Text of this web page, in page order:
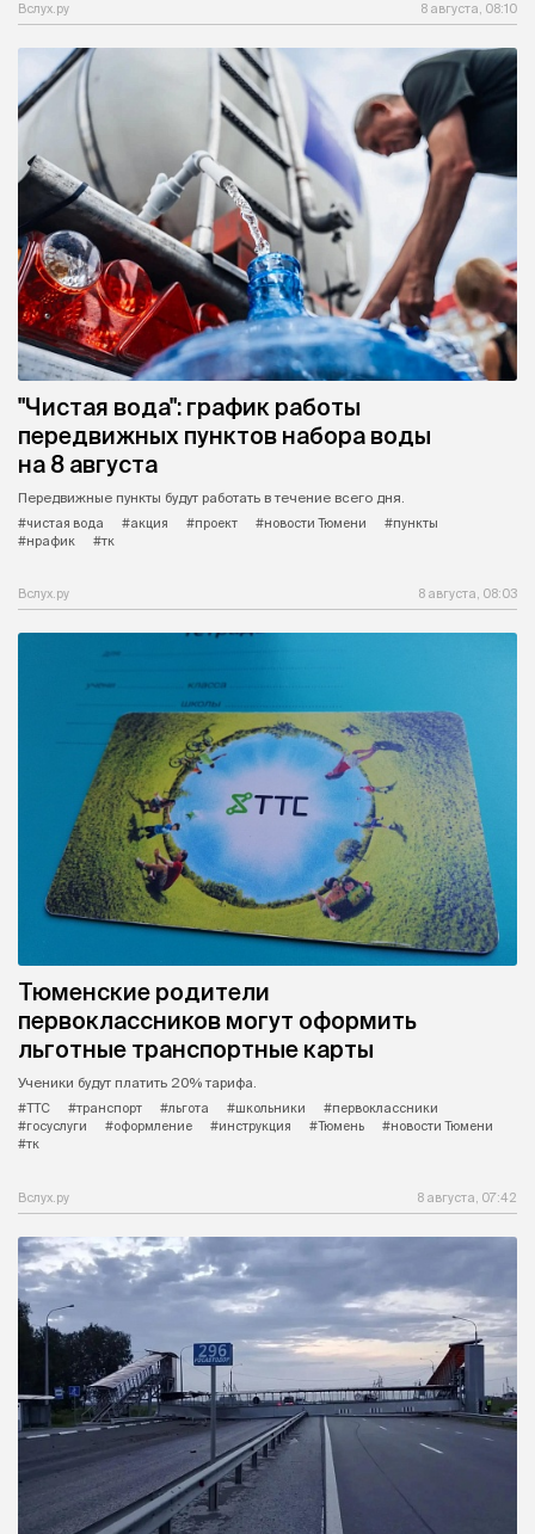
Вслух.ру 8 августа, 08:10
"Чистая вода": график работы
передвижных пунктов набора воды
на 8 августа
Передвижные пункты будут работать в течение всего дня.
#чистая вода
#акция #проект #новости Тюмени
#пункты
#нрафик
#тк
Вслух.ру 8 августа, 08:03
Тюменские родители
первоклассников могут оформить
льготные транспортные карты
Ученики будут платить 20% тарифа.
#ТТС
#транспорт #льгота #школьники
#первоклассники
#госуслуги
#оформление #инструкция #Тюмень
#новости Тюмени
#тк
Вслух.ру 8 августа, 07:42